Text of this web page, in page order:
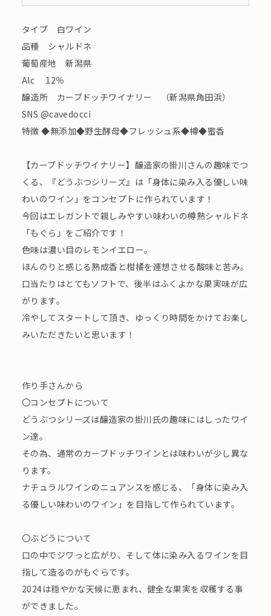
タイプ 白ワイン
品種 シャルドネ
葡萄産地 新潟県
Alc 12％
醸造所 カーブドッチワイナリー （新潟県角田浜）
SNS @cavedocci
特徴 ◆無添加◆野生酵母◆フレッシュ系◆樽◆蜜香
【カーブドッチワイナリー】醸造家の掛川さんの趣味でつ
くる、『どうぶつシリーズ』は「身体に染み入る優しい味
わいのワイン」をコンセプトに作られています！
今回はエレガントで親しみやすい味わいの樽熟シャルドネ
「もぐら」をご紹介です！
色味は濃い目のレモンイエロー。
ほんのりと感じる熟成香と柑橘を連想させる酸味と苦み。
口当たりはとてもソフトで、後半はふくよかな果実味が広
がります。
冷やしてスタートして頂き、ゆっくり時間をかけてお楽し
みいただきたいと思います！
作り手さんから
〇コンセプトについて
どうぶつシリーズは醸造家の掛川氏の趣味にはしったワイ
ン達。
その為、通常のカーブドッチワインとは味わいが少し異な
ります。
ナチュラルワインのニュアンスを感じる、「身体に染み入
る優しい味わいのワイン」を目指して作られています。
〇ぶどうについて
口の中でジワっと広がり、そして体に染み入るワインを目
指して造るのがもぐらです。
2024は穏やかな天候に恵まれ、健全な果実を収穫する事
ができました。